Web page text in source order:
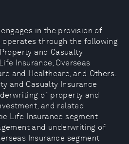
in the provision of
operates through the following
and Casualty
Insurance, Overseas
and Healthcare, and Others.
and Casualty Insurance
of property and
and related
Life Insurance segment
and underwriting of
Insurance segment